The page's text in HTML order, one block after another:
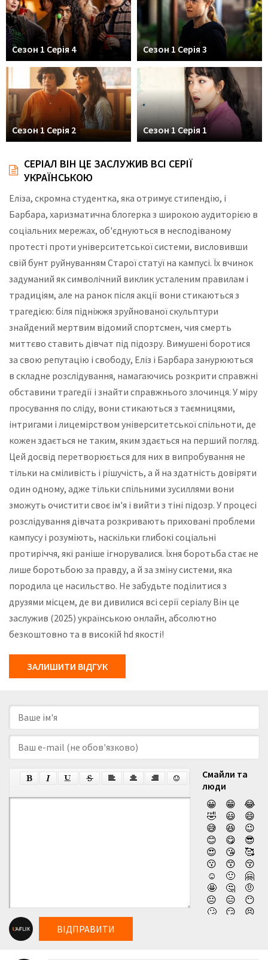
Сезон 1 Серія 4 Сезон 1 Серія 3
Сезон 1 Серія 2 Сезон 1 Серія 1
СЕРІАЛ ВІН ЦЕ ЗАСЛУЖИВ ВСІ СЕРІЇ
УКРАЇНСЬКОЮ
Еліза, скромна студентка, яка отримує стипендію, і
Барбара, харизматична блогерка з широкою аудиторією в
соціальних мережах, об'єднуються в несподіваному
протесті проти університетської системи, висловивши
свій бунт руйнуванням Старої статуї на кампусі. Їх вчинок
задуманий як символічний виклик усталеним правилам і
традиціям, але на ранок після акції вони стикаються з
трагедією: біля підніжжя зруйнованої скульптури
знайдений мертвим відомий спортсмен, чия смерть
миттєво ставить дівчат під підозру. Вимушені боротися
за свою репутацію і свободу, Еліз і Барбара занурюються
в складне розслідування, намагаючись розкрити справжні
обставини трагедії і знайти справжнього злочинця. У міру
просування по сліду, вони стикаються з таємницями,
інтригами і лицемірством університетської спільноти, де
кожен здається не таким, яким здається на перший погляд.
Цей досвід перетворюється для них в випробування не
тільки на сміливість і рішучість, а й на здатність довіряти
один одному, адже тільки спільними зусиллями вони
зможуть очистити своє ім'я і вийти з тіні підозр. У процесі
розслідування дівчата розкривають приховані проблеми
кампусу і розуміють, наскільки глибокі соціальні
протиріччя, які раніше ігнорувалися. Їхня боротьба стає не
лише боротьбою за правду, а й за зміну системи, яка
породила це насильство. Не забудьте поділитися з
друзями місцем, де ви дивилися всі серії серіалу Він це
заслужив (2025) українською онлайн, абсолютно
безкоштовно та в високій hd якості!
ЗАЛИШИТИ ВІДГУК
Смайли та
люди
😀
😁
😂
🤣
😃
😄
😅
😆
😉
😊
😋
😎
😍
😘
🥰
😗
😙
😚
☺️
🙂
🤗
🤩
🤔
🤨
😐
😑
😶
🙄
😏
😣
ВІДПРАВИТИ